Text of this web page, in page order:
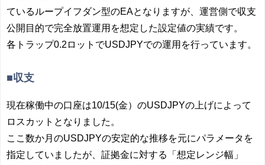
ているループイフダン型のEAとなりますが、運営側で収支
公開目的で完全放置運用を想定した設定値の実績です。
各トラップ0.2ロットでUSDJPYでの運用を行っています。
■収支
現在稼働中の口座は10/15(金）のUSDJPYの上げによって
ロスカットとなりました。
ここ数か月のUSDJPYの安定的な推移を元にパラメータを
指定していましたが、証拠金に対する「想定レンジ幅」